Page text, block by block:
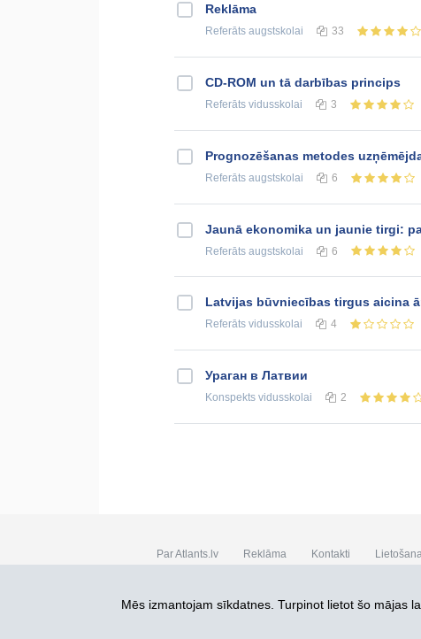
Reklāma
Referāts augstskolai 33
CD-ROM un tā darbības princips
Referāts vidusskolai 3
Prognozēšanas metodes
Referāts augstskolai 6
Jaunā ekonomika un jaunie tirgi:
Referāts augstskolai 6
Latvijas būvniecības tirgus aicina
Referāts vidusskolai 4
Ураган в Латвии
Konspekts vidusskolai 2
Par Atlants.lv Reklāma Kontakti
SIA „CDI” © 2002 - 2026
Mēs izmantojam sīkdatnes. Turpinot lietot šo mājas